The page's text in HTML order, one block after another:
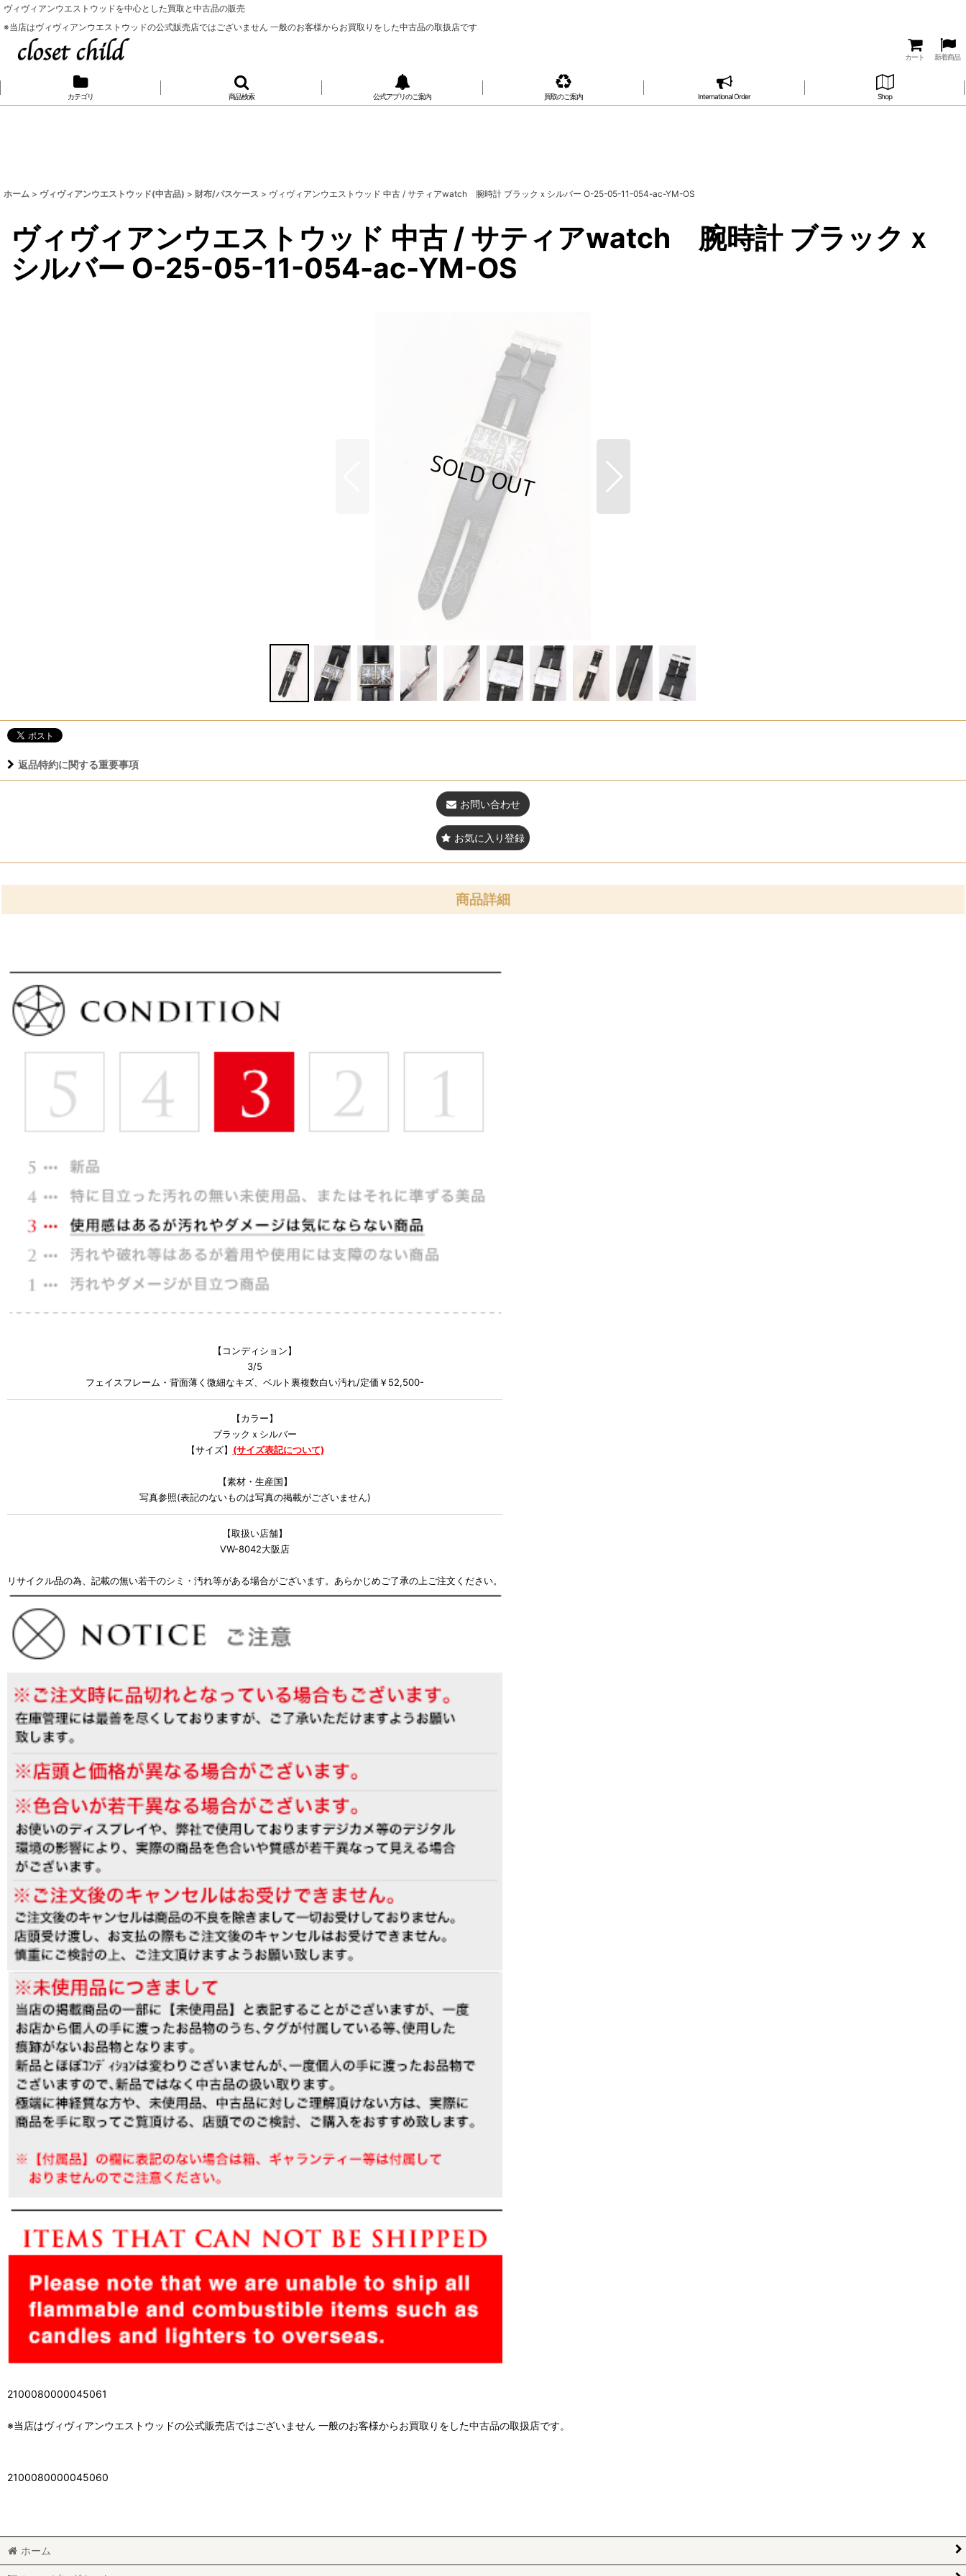
ヴィヴィアンウエストウッドを中心とした買取と中古品の販売
※当店はヴィヴィアンウエストウッドの公式販売店ではございません 一般のお客様からお買取りをした中古品の取扱店です
カート 新着商品
カテゴリ 商品検索 公式アプリのご案内 買取のご案内 International Order Shop
ホーム > ヴィヴィアンウエストウッド(中古品) > 財布/パスケース > ヴィヴィアンウエストウッド 中古 / サティアwatch 腕時計 ブラックｘシルバー O-25-05-11-054-ac-YM-OS
ヴィヴィアンウエストウッド 中古 / サティアwatch 腕時計 ブラックｘ
シルバー O-25-05-11-054-ac-YM-OS
返品特約に関する重要事項
お問い合わせ
お気に入り登録
商品詳細
【コンディション】
3/5
フェイスフレーム・背面薄く微細なキズ、ベルト裏複数白い汚れ/定価￥52,500-
【カラー】
ブラックｘシルバー
【サイズ】 (サイズ表記について)
【素材・生産国】
写真参照(表記のないものは写真の掲載がございません)
【取扱い店舗】
VW-8042大阪店
リサイクル品の為、記載の無い若干のシミ・汚れ等がある場合がございます。あらかじめご了承の上ご注文ください。
2100080000045061
※当店はヴィヴィアンウエストウッドの公式販売店ではございません 一般のお客様からお買取りをした中古品の取扱店です。
2100080000045060
ホーム